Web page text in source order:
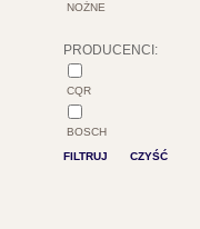
NOŻNE
PRODUCENCI:
CQR
BOSCH
FILTRUJ
CZYŚĆ